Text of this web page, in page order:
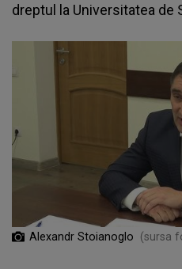
dreptul la Universitatea de
Alexandr Stoianoglo (sursa